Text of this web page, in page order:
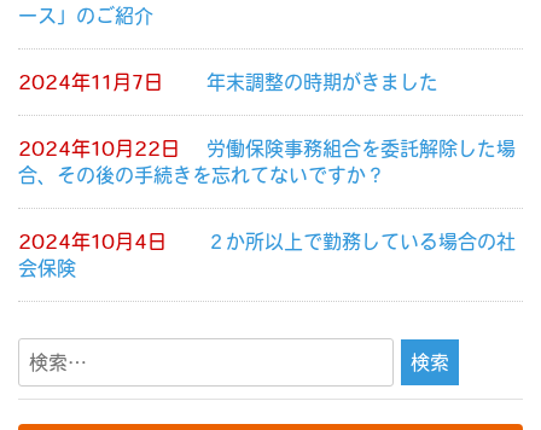
ー
ン
ース」のご紹介
2024年11月7日 年末調整の時期がきました
2024年10月22日
労働保険事務組合を委託解除した場
合、その後の手続きを忘れてないですか？
2024年10月4日
２か所以上で勤務している場合の社
会保険
検
索: